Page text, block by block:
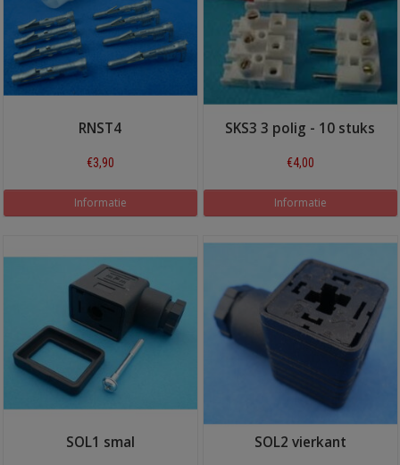
RNST4
€3,90
Informatie
SKS3 3 polig - 10 stuks
€4,00
Informatie
SOL1 smal SOL2 vierkant